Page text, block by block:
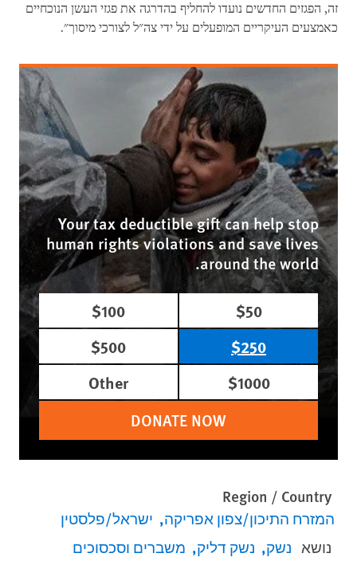
זה, הפגזים החדשים נועדו להחליף בהדרגה את פגזי העשן הנוכחיים
כאמצעים העיקריים המופעלים על ידי צה"ל לצורכי מיסוך".
Your tax deductible gift can help stop
human rights violations and save lives
around the world.
$50
$100
$250
$500
$1000
Other
DONATE NOW
Region / Country
המזרח התיכון/צפון אפריקה ישראל/פלסטין
נושא נשק נשק דליק משברים וסכסוכים